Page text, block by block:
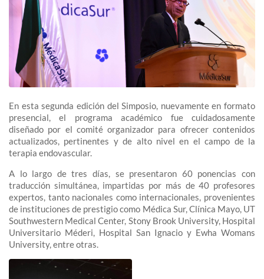
En esta segunda edición del Simposio, nuevamente en formato
presencial, el programa académico fue cuidadosamente
diseñado por el comité organizador para ofrecer contenidos
actualizados, pertinentes y de alto nivel en el campo de la
terapia endovascular.
A lo largo de tres días, se presentaron 60 ponencias con
traducción simultánea, impartidas por más de 40 profesores
expertos, tanto nacionales como internacionales, provenientes
de instituciones de prestigio como Médica Sur, Clínica Mayo, UT
Southwestern Medical Center, Stony Brook University, Hospital
Universitario Méderi, Hospital San Ignacio y Ewha Womans
University, entre otras.